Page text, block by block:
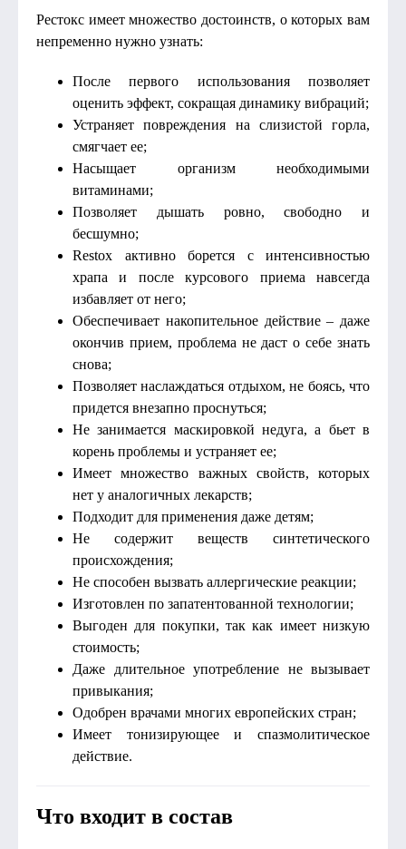
Рестокс имеет множество достоинств, о которых вам
непременно нужно узнать:
После первого использования позволяет
оценить эффект, сокращая динамику вибраций;
Устраняет повреждения на слизистой горла,
смягчает ее;
Насыщает организм необходимыми
витаминами;
Позволяет дышать ровно, свободно и
бесшумно;
Restox активно борется с интенсивностью
храпа и после курсового приема навсегда
избавляет от него;
Обеспечивает накопительное действие – даже
окончив прием, проблема не даст о себе знать
снова;
Позволяет наслаждаться отдыхом, не боясь, что
придется внезапно проснуться;
Не занимается маскировкой недуга, а бьет в
корень проблемы и устраняет ее;
Имеет множество важных свойств, которых
нет у аналогичных лекарств;
Подходит для применения даже детям;
Не содержит веществ синтетического
происхождения;
Не способен вызвать аллергические реакции;
Изготовлен по запатентованной технологии;
Выгоден для покупки, так как имеет низкую
стоимость;
Даже длительное употребление не вызывает
привыкания;
Одобрен врачами многих европейских стран;
Имеет тонизирующее и спазмолитическое
действие.
Что входит в состав